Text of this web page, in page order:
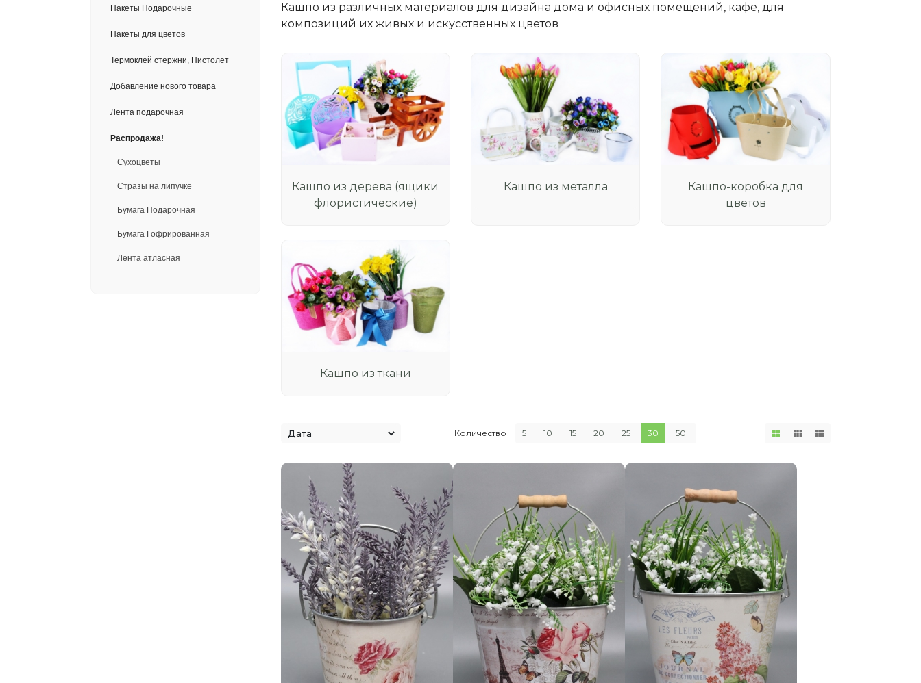
Пакеты Подарочные
Пакеты для цветов
Термоклей стержни, Пистолет
Добавление нового товара
Лента подарочная
Распродажа!
Сухоцветы
Стразы на липучке
Бумага Подарочная
Бумага Гофрированная
Лента атласная
Кашпо из различных материалов для дизайна дома и офисных помещений, кафе, для
композиций их живых и искусственных цветов
Кашпо из дерева (ящики
флористические)
Кашпо из металла
Кашпо-коробка для
цветов
Кашпо из ткани
Количество 5 10 15 20 25 30 50